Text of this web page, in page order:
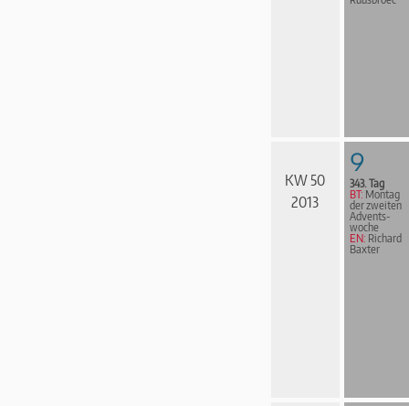
KW 50
2013
9
343. Tag
BT: Montag
der zweiten
Advents­
woche
EN: Richard
Baxter